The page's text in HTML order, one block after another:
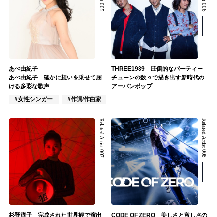
あべ由紀子
あべ由紀子 確かに想いを乗せて届
ける多彩な歌声
#女性シンガー
#作詞/作曲家
THREE1989 圧倒的なパーティー
チューンの数々で描き出す新時代の
アーバンポップ
Related Artist 007
杉野淳子 完成された世界観で演出
Related Artist 008
CODE OF ZERO 美しさと激しさの